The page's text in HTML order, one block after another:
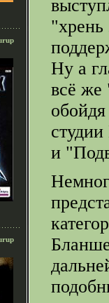
"хрень
Ну а
всё же
и